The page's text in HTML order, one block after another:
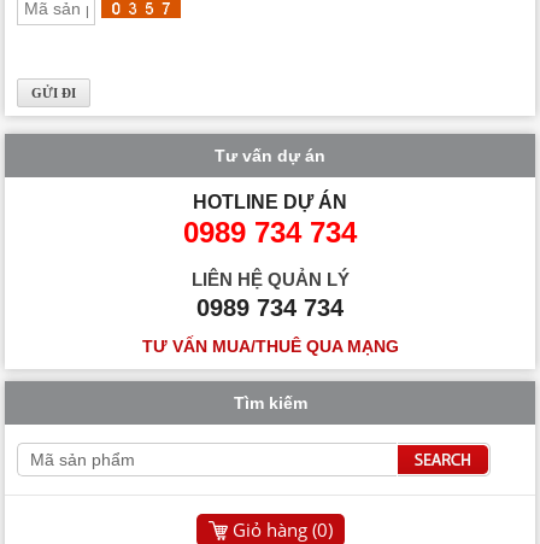
Tư vấn dự án
HOTLINE DỰ ÁN
0989 734 734
LIÊN HỆ QUẢN LÝ
0989 734 734
TƯ VẤN MUA/THUÊ QUA MẠNG
Tìm kiếm
Giỏ hàng (0)